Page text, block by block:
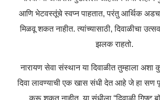
आणि भेटवस्तूंचे स्वप्न पाहतात, परंतु आर्थिक
मिळवू शकत नाहीत. त्यांच्यासाठी, दिवाळीचा
झलक राहतो.
नारायण सेवा संस्थान या दिवाळीत तुम्हाला अशा
दिवा लावण्याची एक खास संधी देत ​​आहे जे हा सण
करू शकत नाहीत. या संधीला “दिवाळी गिफ्ट